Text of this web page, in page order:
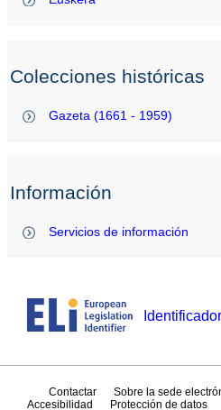
Colecciones históricas
Gazeta (1661 - 1959)
Información
Servicios de información
Contactar Sobre la sede
Accesibilidad
Protección de datos